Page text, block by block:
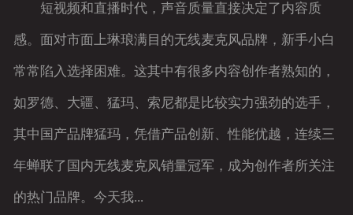
短视频和直播时代，声音质量直接决定了内容质
感。面对市面上琳琅满目的无线麦克风品牌，新手小白
常常陷入选择困难。这其中有很多内容创作者熟知的，
如罗德、大疆、猛玛、索尼都是比较实力强劲的选手，
其中国产品牌猛玛，凭借产品创新、性能优越，连续三
年蝉联了国内无线麦克风销量冠军，成为创作者所关注
的热门品牌。今天我...